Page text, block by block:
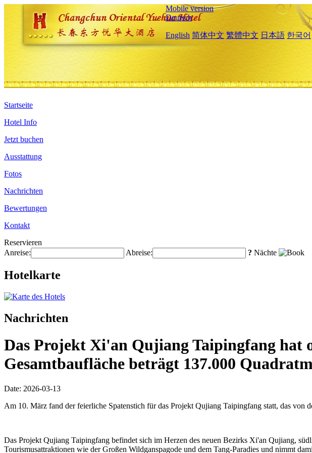
Mobile version
Deutsch
English 简体中文 繁體中文 日本語 한국어
Startseite
Hotel Info
Jetzt buchen
Ausstattung
Fotos
Nachrichten
Bewertungen
Kontakt
Reservieren
Anreise:
Abreise: ? Nächte
Hotelkarte
Nachrichten
Das Projekt Xi'an Qujiang Taipingfang hat
Gesamtbaufläche beträgt 137.000
Date: 2026-03-13
Am 10. März fand der feierliche Spatenstich für das Projekt Qujiang Taipingfang statt, das
Das Projekt Qujiang Taipingfang befindet sich im Herzen des neuen Bezirks Xi'an Qujiang,
Tourismusattraktionen wie der Großen Wildganspagode und dem Tang-Paradies und nimmt